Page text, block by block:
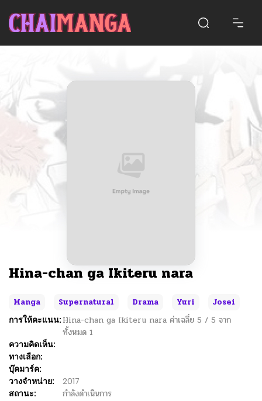
Hina-chan ga Ikiteru nara
Manga Supernatural Drama Yuri
Josei
การให้คะแนน: Hina-chan ga Ikiteru nara ค่าเฉลี่ย 5 / 5 จาก
ทั้งหมด 1
ความคิดเห็น:
ทางเลือก:
บุ๊คมาร์ค:
วางจำหน่าย:
2017
สถานะ:
กำลังดำเนินการ